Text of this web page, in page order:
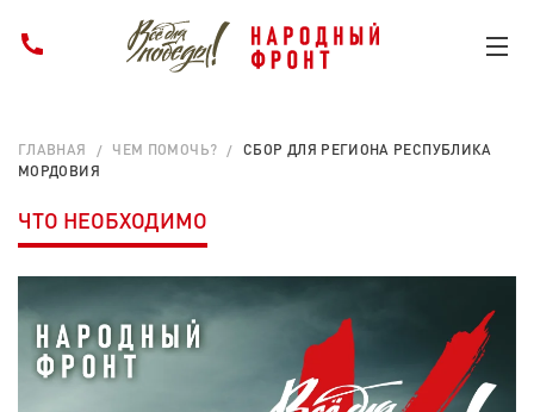
ГЛАВНАЯ ЧЕМ ПОМОЧЬ?
СБОР ДЛЯ РЕГИОНА РЕСПУБЛИКА
МОРДОВИЯ
ЧТО НЕОБХОДИМО